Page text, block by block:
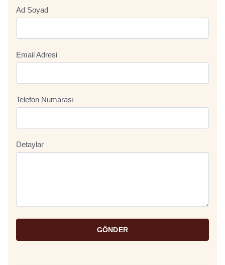
Ad Soyad
Email Adresi
Telefon Numarası
Detaylar
GÖNDER